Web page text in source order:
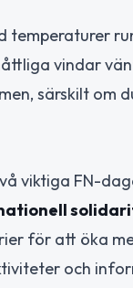
vindar
särskilt om
viktiga FN-
för att öka
och